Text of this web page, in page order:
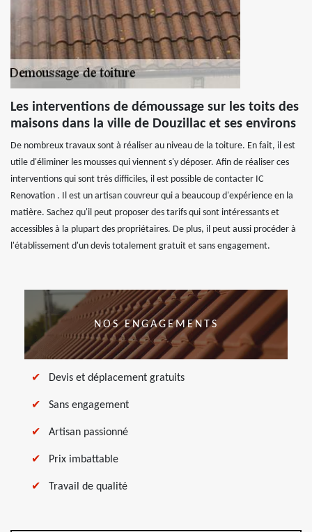
Les interventions de démoussage sur les toits des
maisons dans la ville de Douzillac et ses environs
De nombreux travaux sont à réaliser au niveau de la toiture. En fait, il est
utile d'éliminer les mousses qui viennent s'y déposer. Afin de réaliser ces
interventions qui sont très difficiles, il est possible de contacter IC
Renovation . Il est un artisan couvreur qui a beaucoup d'expérience en la
matière. Sachez qu'il peut proposer des tarifs qui sont intéressants et
accessibles à la plupart des propriétaires. De plus, il peut aussi procéder à
l'établissement d'un devis totalement gratuit et sans engagement.
NOS ENGAGEMENTS
Devis et déplacement gratuits
Sans engagement
Artisan passionné
Prix imbattable
Travail de qualité